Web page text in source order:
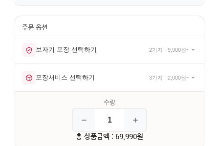
보자기 포장 선택하기 2가지 · 9,900원~
포장서비스 선택하기 3가지 · 2,000원~
총 상품금액 : 69,990원